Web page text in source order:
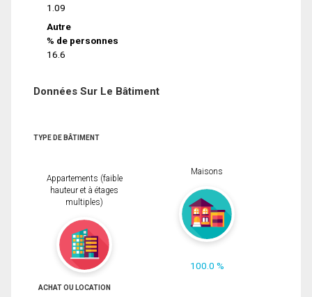
1.09
Autre
% de personnes
16.6
Données Sur Le Bâtiment
TYPE DE BÂTIMENT
Appartements (faible
hauteur et à étages
multiples)
Maisons
100.0 %
ACHAT OU LOCATION